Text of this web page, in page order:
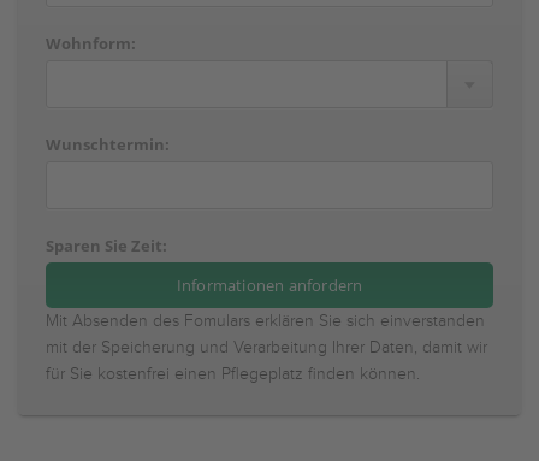
Wohnform:
Wunschtermin:
Sparen Sie Zeit:
Mit Absenden des Fomulars erklären Sie sich einverstanden
mit der Speicherung und Verarbeitung Ihrer Daten, damit wir
für Sie kostenfrei einen Pflegeplatz finden können.